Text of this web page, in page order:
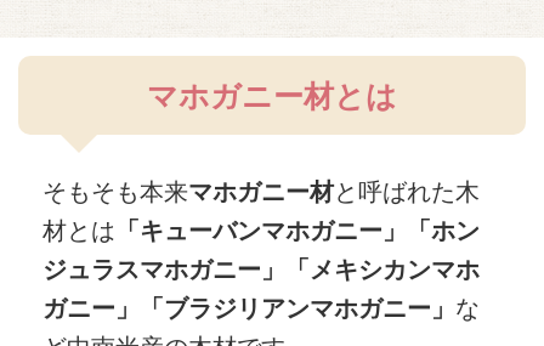
マホガニー材とは
そもそも本来マホガニー材と呼ばれた木
材とは 「キューバンマホガニー」「ホン
ジュラスマホガニー」「メキシカンマホ
ガニー」「ブラジリアンマホガニー」 な